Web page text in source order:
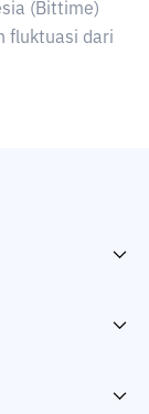
(Bittime)
fluktuasi dari